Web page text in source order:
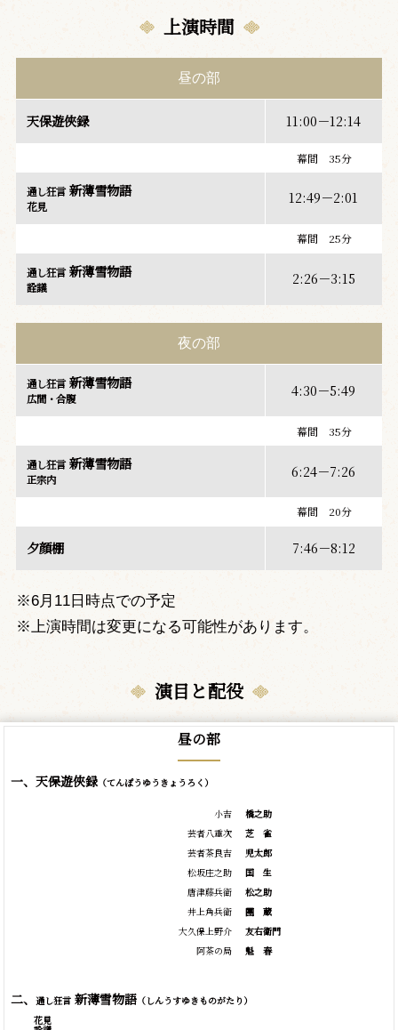
上演時間
昼の部
天保遊俠録 11:00－12:14
幕間 35分
通し狂言新薄雪物語
花見 12:49－2:01
幕間 25分
通し狂言新薄雪物語
詮議 2:26－3:15
夜の部
通し狂言新薄雪物語
広間・合腹 4:30－5:49
幕間 35分
通し狂言新薄雪物語
正宗内 6:24－7:26
幕間 20分
夕顔棚 7:46－8:12
※6月11日時点での予定
※上演時間は変更になる可能性があります。
演目と配役
昼の部
一、天保遊俠録（てんぽうゆうきょうろく）
小吉
芸者八重次
芸者茶良吉
松坂庄之助
唐津藤兵衛
井上角兵衛
大久保上野介
阿茶の局
橋之助
芝
雀
児太郎
国
生
松之助
團
蔵
友右衛門
魁
春
二、 通し狂言新薄雪物語（しんうすゆきものがたり）
花見